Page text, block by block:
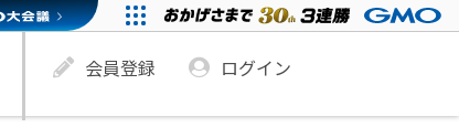
会員登録 ログイン